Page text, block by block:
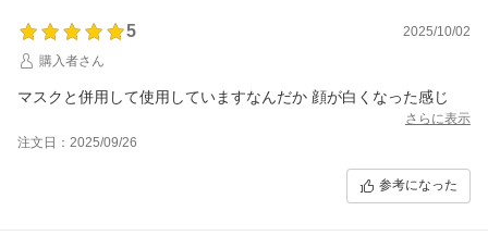
5
2025/10/02
購入者さん
マスクと併用して使用していますなんだか 顔が白くなった感じ
さらに表示
注文日：2025/09/26
参考になった